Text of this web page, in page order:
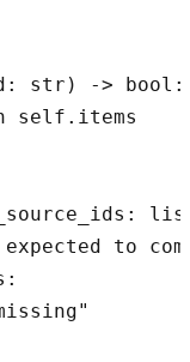
str) -> bool:
self.items
to